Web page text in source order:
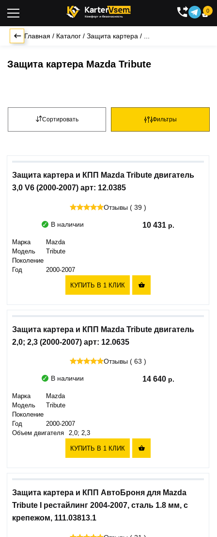

0
Главная / Каталог / Защита картера /
Защита картера Mazda Tribute
Фильтры
Сортировать
Защита картера и КПП Mazda Tribute двигатель
3,0 V6 (2000-2007) арт: 12.0385
Отзывы ( 39 )
В наличии 10 431
Марка
Mazda
Модель
Tribute
Поколение
Год
2000-2007
КУПИТЬ В 1 КЛИК 
Защита картера и КПП Mazda Tribute двигатель
2,0; 2,3 (2000-2007) арт: 12.0635
Отзывы ( 63 )
В наличии 14 640
Марка
Mazda
Модель
Tribute
Поколение
Год
2000-2007
Объем двигателя
2,0; 2,3
КУПИТЬ В 1 КЛИК 
Защита картера и КПП АвтоБроня для Mazda
Tribute I рестайлинг 2004-2007, сталь 1.8 мм, с
крепежом, 111.03813.1